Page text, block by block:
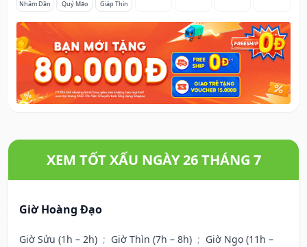
Nhâm Dần
Quý Mão
Giáp Thìn
XEM TỐT XẤU NGÀY 26 THÁNG 7
Giờ Hoàng Đạo
Giờ Sửu (1h – 2h) ; Giờ Thìn (7h – 8h) ; Giờ Ngọ (11h –